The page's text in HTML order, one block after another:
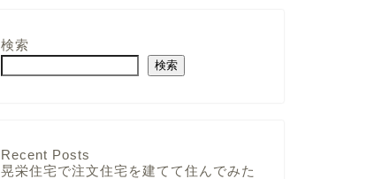
検索
検索
Recent Posts
晃栄住宅で注文住宅を建てて住んでみた